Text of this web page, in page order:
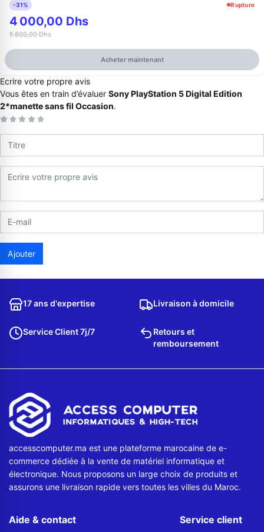
Appelez-nous au
06 37 08 07 06
Envoyer un message
-31% Rupture
4 000,00 Dhs
5 800,00 Dhs
Acheter maintenant
Ecrire votre propre avis
Vous êtes en train d’évaluer Sony PlayStation 5 Digital Edition
2*manette sans fil Occasion.
Ajouter
17 ans d'expertise Livraison à domicile
Service Client 7j/7
Retours et
remboursement
accesscomputer.ma est une plateforme marocaine de e-
commerce dédiée à la vente de matériel informatique et
électronique. Nous proposons un large choix de produits et
assurons une livraison rapide vers toutes les villes du Maroc.
Aide & contact Service client